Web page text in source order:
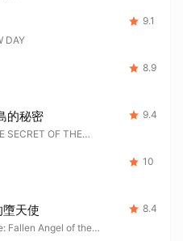
DAY
9.1
8.9
的秘密
SECRET OF THE
9.4
10
天使
Fallen Angel of the
8.4